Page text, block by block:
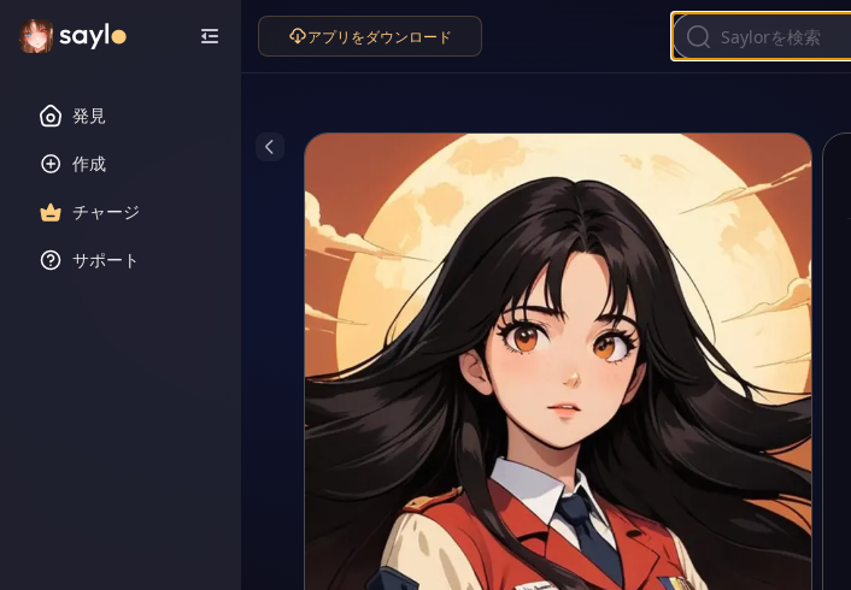
発見
作成
チャージ
サポート
アプリをダウンロード